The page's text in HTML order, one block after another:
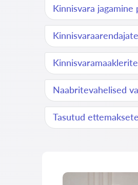
Kinnisvara
Naabritevahelised
Tasutud